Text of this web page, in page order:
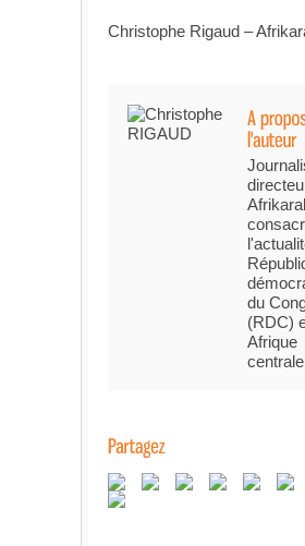
Christophe Rigaud –
du
(RDC)
Afrique